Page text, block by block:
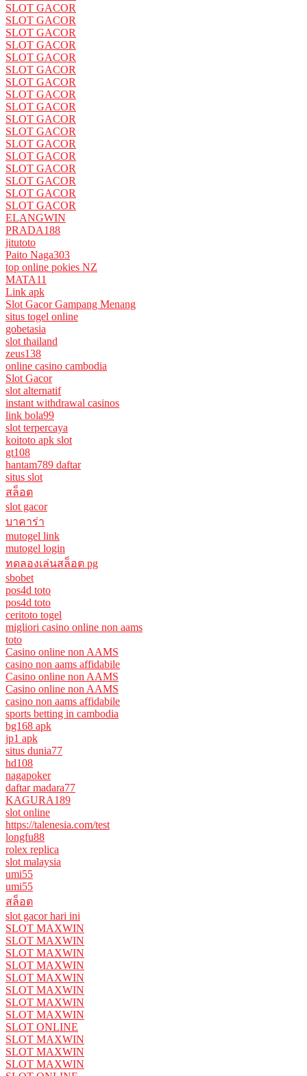
SLOT GACOR
SLOT GACOR
SLOT GACOR
SLOT GACOR
SLOT GACOR
SLOT GACOR
SLOT GACOR
SLOT GACOR
SLOT GACOR
SLOT GACOR
SLOT GACOR
SLOT GACOR
SLOT GACOR
SLOT GACOR
SLOT GACOR
SLOT GACOR
SLOT GACOR
ELANGWIN
PRADA188
jitutoto
Paito Naga303
top online pokies NZ
MATA11
Link apk
Slot Gacor Gampang Menang
situs togel online
gobetasia
slot thailand
zeus138
online casino cambodia
Slot Gacor
slot alternatif
instant withdrawal casinos
link bola99
slot terpercaya
koitoto apk slot
gt108
hantam789 daftar
situs slot
สล็อต
slot gacor
บาคาร่า
mutogel link
mutogel login
ทดลองเล่นสล็อต pg
sbobet
pos4d toto
pos4d toto
ceritoto togel
migliori casino online non aams
toto
Casino online non AAMS
casino non aams affidabile
Casino online non AAMS
Casino online non AAMS
casino non aams affidabile
sports betting in cambodia
bg168 apk
jp1 apk
situs dunia77
hd108
nagapoker
daftar madara77
KAGURA189
slot online
https://talenesia.com/test
longfu88
rolex replica
slot malaysia
umi55
umi55
สล็อต
slot gacor hari ini
SLOT MAXWIN
SLOT MAXWIN
SLOT MAXWIN
SLOT MAXWIN
SLOT MAXWIN
SLOT MAXWIN
SLOT MAXWIN
SLOT MAXWIN
SLOT ONLINE
SLOT MAXWIN
SLOT MAXWIN
SLOT MAXWIN